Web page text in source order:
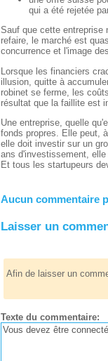
qui a été rejetée
Sauf que cette entreprise
refaire, le marché est
concurrence et l'image
Lorsque les financiers
illusion, quitte à
robinet se ferme, les
résultat que la faillite est
Une entreprise, quelle
fonds propres. Elle peut,
elle doit investir sur un
ans d'investissement, elle
Et tous les startupeurs
Aucun commentaire
Laisser un
Afin de laisser un
Texte du commentaire: